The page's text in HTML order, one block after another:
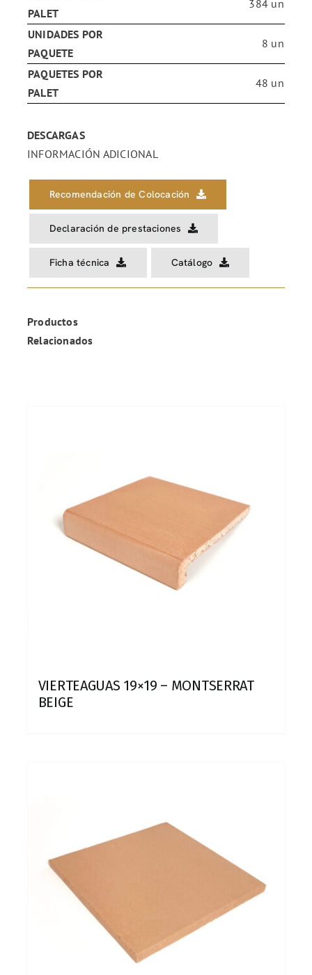
PALET
384 un
UNIDADES POR
PAQUETE
8 un
PAQUETES POR
PALET
48 un
DESCARGAS
INFORMACIÓN ADICIONAL
Recomendación de Colocación
Declaración de prestaciones
Ficha técnica Catálogo
Productos
Relacionados
VIERTEAGUAS 19×19 – MONTSERRAT
BEIGE